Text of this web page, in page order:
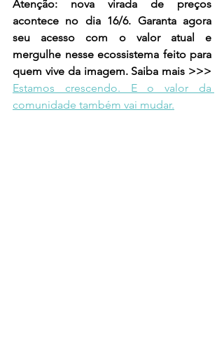
Atenção: nova virada de preços
acontece no dia 16/6. Garanta agora
seu acesso com o valor atual e
mergulhe nesse ecossistema feito para
Estamos crescendo. E o valor da
comunidade também vai mudar.